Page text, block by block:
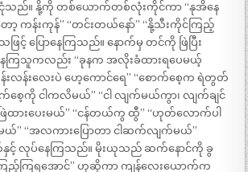
ငုံသည်။ နို့ကို တစ်ယောက်တစ်လုံးကိုင်ကာ “နုအိနေ
ာ့ ကန်းကုန်” “တင်းတယ်နော်” “နို့သီးကိုင်ကြည့်
င့် ပြောနေကြသည်။ နောက်မှ တင်ကို ဖြဲပြီး
ကြသူကလည်း “ခုနက အလိုးခံထားရပေမယ့်
လန်းလေးပဲ ဟေ့ကောင်ရေ” “စောက်စေ့က ရဲတွတ်
က်စေ့ကို ငါကလိမယ်” “ငါ လျက်မယ်ကွာ၊ လျက်ချင်
ြဲထားပေးမယ်” “ငန်တယ်ကွ ထွီ” “ဟုတ်လောက်ပါ
ယ်” “အလကားပြောတာ ငါဆက်လျက်မယ်”
င့် လုပ်နေကြသည်။ မိုးယုသည် ဆက်နောင်ကို ခွ
ည့်ကြရအောင်” ဟုဆိုကာ ကျန်လေးယောက်က